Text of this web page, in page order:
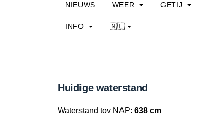
NIEUWS WEER GETIJ
INFO 🇳🇱
Huidige waterstand
Waterstand tov NAP: 638 cm